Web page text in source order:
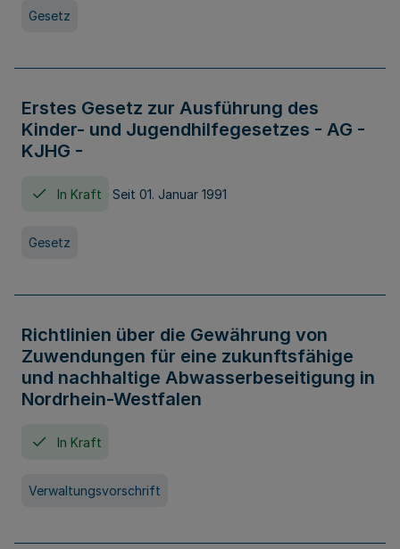
Gesetz
Erstes Gesetz zur Ausführung des
Kinder- und Jugendhilfegesetzes - AG -
KJHG -
In Kraft Seit 01. Januar 1991
Gesetz
Richtlinien über die Gewährung von
Zuwendungen für eine zukunftsfähige
und nachhaltige Abwasserbeseitigung in
Nordrhein-Westfalen
In Kraft
Verwaltungsvorschrift